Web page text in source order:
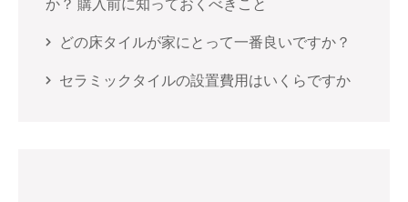
どの床タイルが家にとって一番良いですか？
セラミックタイルの設置費用はいくらですか